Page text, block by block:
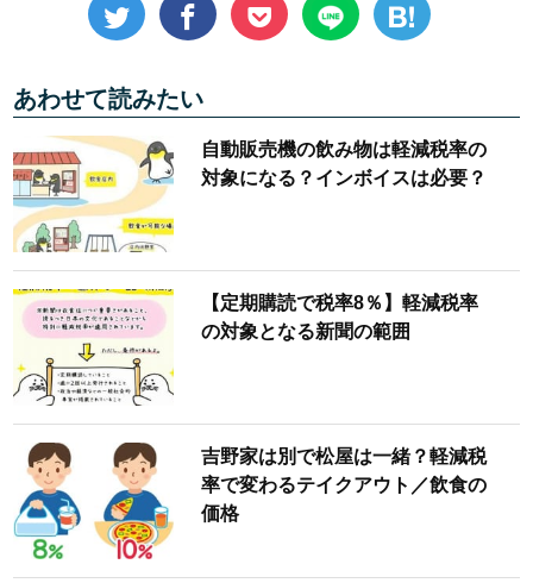
あわせて読みたい
自動販売機の飲み物は軽減税率の
対象になる？インボイスは必要？
【定期購読で税率8％】軽減税率
の対象となる新聞の範囲
吉野家は別で松屋は一緒？軽減税
率で変わるテイクアウト／飲食の
価格